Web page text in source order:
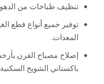
تنظيف طباخات من
توفير جميع أنواع قطع
المعدات.
إصلاح مصباح الفرن
باكستاني الشويخ